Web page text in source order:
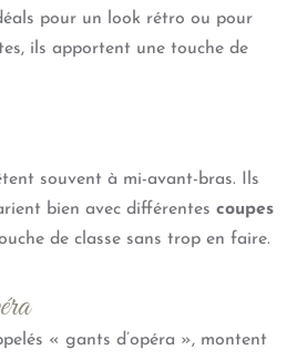
pour un look rétro ou pour
ils apportent une touche de
souvent à mi-avant-bras. Ils
bien avec différentes coupes
de classe sans trop en faire.
« gants d’opéra », montent